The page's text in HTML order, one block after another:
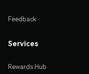
Feedback
Services
Rewards Hub